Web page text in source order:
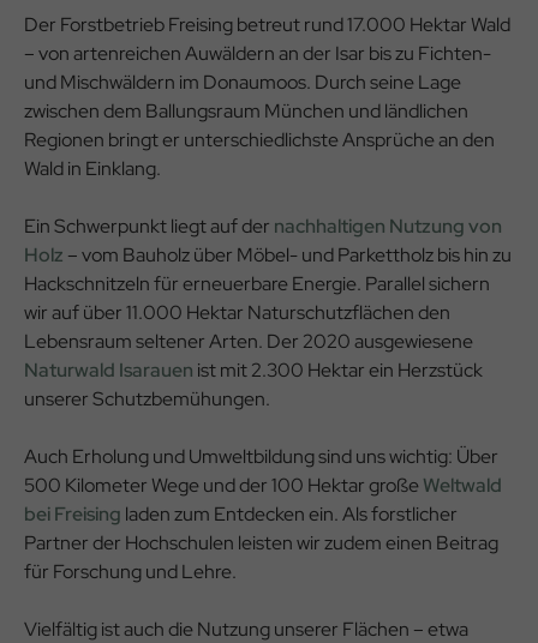
Der Forstbetrieb Freising betreut rund 17.000 Hektar Wald
– von artenreichen Auwäldern an der Isar bis zu Fichten-
und Mischwäldern im Donaumoos. Durch seine Lage
zwischen dem Ballungsraum München und ländlichen
Regionen bringt er unterschiedlichste Ansprüche an den
Wald in Einklang.
Ein Schwerpunkt liegt auf der nachhaltigen Nutzung von
Holz – vom Bauholz über Möbel- und Parkettholz bis hin zu
Hackschnitzeln für erneuerbare Energie. Parallel sichern
wir auf über 11.000 Hektar Naturschutzflächen den
Lebensraum seltener Arten. Der 2020 ausgewiesene
Naturwald Isarauen ist mit 2.300 Hektar ein Herzstück
unserer Schutzbemühungen.
Auch Erholung und Umweltbildung sind uns wichtig: Über
500 Kilometer Wege und der 100 Hektar großeWeltwald
bei Freising laden zum Entdecken ein. Als forstlicher
Partner der Hochschulen leisten wir zudem einen Beitrag
für Forschung und Lehre.
Vielfältig ist auch die Nutzung unserer Flächen – etwa